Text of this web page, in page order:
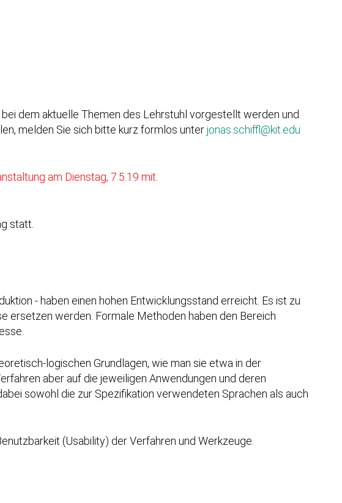
dem aktuelle Themen des Lehrstuhl vorgestellt werden und
melden Sie sich bitte kurz formlos unterjonas.schiffl@kit.edu
am Dienstag, 7.5.19 mit.
statt.
- haben einen hohen Entwicklungsstand erreicht. Es ist zu
ersetzen werden. Formale Methoden haben den Bereich
logischen Grundlagen, wie man sie etwa in der
aber auf die jeweiligen Anwendungen und deren
sowohl die zur Spezifikation verwendeten Sprachen als auch
(Usability) der Verfahren und Werkzeuge.